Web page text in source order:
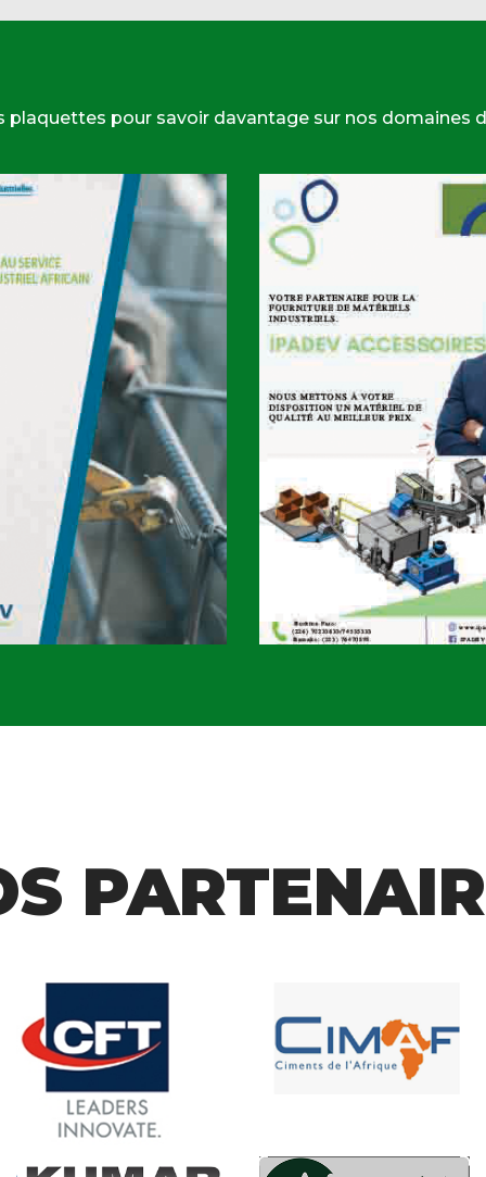
plaquettes pour savoir davantage sur nos domaines